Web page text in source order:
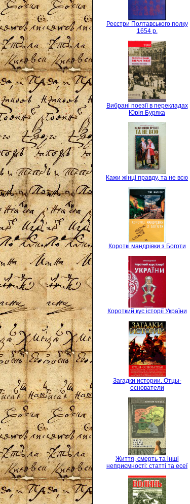
Реєстри Полтавського полку
1654 р.
Вибрані поезії в перекладах
Юрія Буряка
Кажи жінці правду, та не всю
Короткі мандрівки з Боготи
Короткий кус історії України
Загадки истории. Отцы-
основатели
Життя, смерть та інші
неприємності: статті та есеї